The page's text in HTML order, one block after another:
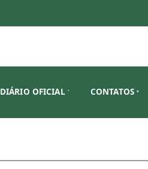
DIÁRIO OFICIAL CONTATOS